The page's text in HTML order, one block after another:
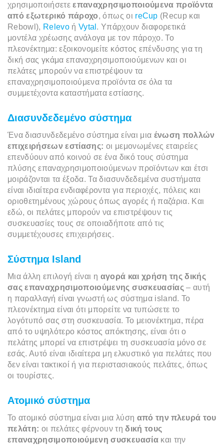
χρησιμοποιήσετεεπαναχρησιμοποιούμενα προϊόντα
από εξωτερικό πάροχο, όπως οι reCup (Recup και
Rebowl), Relevoή Vytal . Υπάρχουν διαφορετικά
μοντέλα χρέωσης ανάλογα με τον πάροχο. Το
πλεονέκτημα: εξοικονομείτε κόστος επένδυσης για τη
δική σας γκάμα επαναχρησιμοποιούμενων και οι
πελάτες μπορούν να επιστρέψουν τα
επαναχρησιμοποιούμενα προϊόντα σε όλα τα
συμμετέχοντα καταστήματα εστίασης.
Διασυνδεδεμένο σύστημα
Ένα διασυνδεδεμένο σύστημα είναι μια ένωση πολλών
επιχειρήσεων εστίασης: οι μεμονωμένες εταιρείες
επενδύουν από κοινού σε ένα δικό τους σύστημα
πλύσης επαναχρησιμοποιούμενων προϊόντων και έτσι
μοιράζονται τα έξοδα. Τα διασυνδεδεμένα συστήματα
είναι ιδιαίτερα ενδιαφέροντα για περιοχές, πόλεις και
οριοθετημένους χώρους όπως αγορές ή παζάρια. Και
εδώ, οι πελάτες μπορούν να επιστρέψουν τις
συσκευασίες τους σε οποιαδήποτε από τις
συμμετέχουσες επιχειρήσεις.
Σύστημα Island
Μια άλλη επιλογή είναι η αγορά και χρήση της δικής
σας επαναχρησιμοποιούμενης συσκευασίας– αυτή
η παραλλαγή είναι γνωστή ως σύστημα island. Το
πλεονέκτημα είναι ότι μπορείτε να τυπώσετε το
λογότυπό σας στη συσκευασία. Το μειονέκτημα, πέρα
από το υψηλότερο κόστος απόκτησης, είναι ότι ο
πελάτης μπορεί να επιστρέψει τη συσκευασία μόνο σε
εσάς. Αυτό είναι ιδιαίτερα μη ελκυστικό για πελάτες που
δεν είναι τακτικοί ή για περιστασιακούς πελάτες, όπως
οι τουρίστες.
Ατομικό σύστημα
Το ατομικό σύστημα είναι μια λύση από την πλευρά του
πελάτη: οι πελάτες φέρνουν τηδική τους
επαναχρησιμοποιούμενη συσκευασία και την